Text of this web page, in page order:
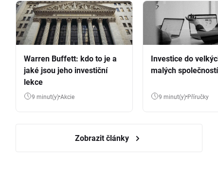
Warren Buffett: kdo to je a
jaké jsou jeho investiční
lekce
9 minut(y) Akcie
Investice do
malých společností
9 minut(y) Příručky
Zobrazit články